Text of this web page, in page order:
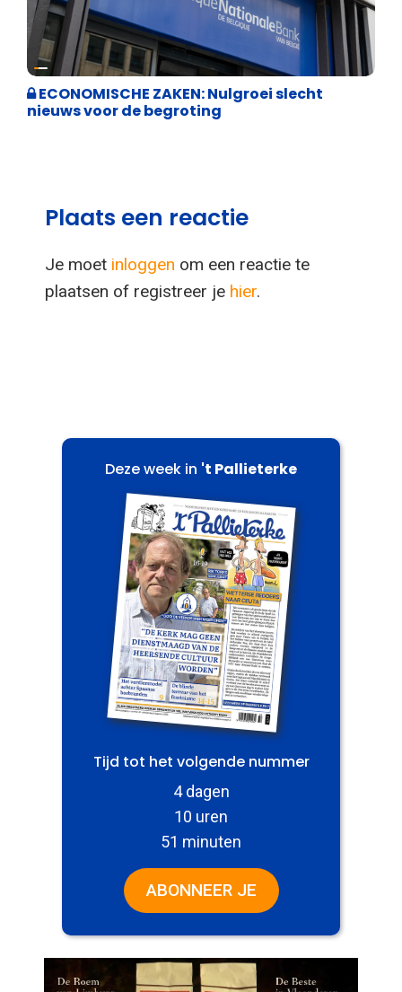
Binnenland politiek
ECONOMISCHE ZAKEN: Nulgroei slecht
nieuws voor de begroting
Plaats een reactie
Je moet inloggen om een reactie te
plaatsen of registreer je hier.
Deze week in 't Pallieterke
Tijd tot het volgende nummer
4 dagen
10 uren
51 minuten
ABONNEER JE